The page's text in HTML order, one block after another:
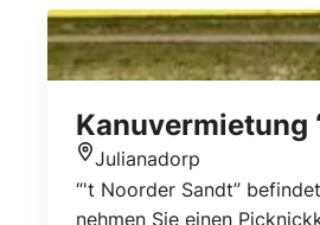
Kanuvermietung
Julianadorp
“'t Noorder Sandt”
nehmen Sie einen